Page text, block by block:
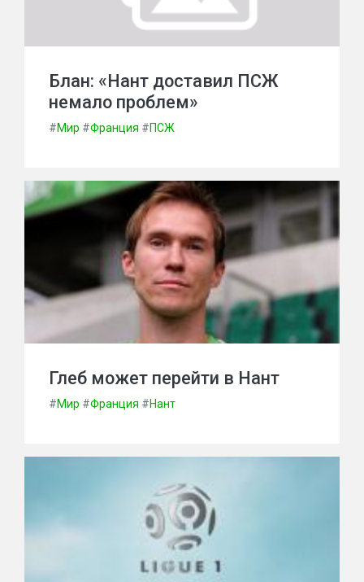
Блан: «Нант доставил ПСЖ
немало проблем»
#Мир #Франция #ПСЖ
Глеб может перейти в Нант
#Мир #Франция #Нант